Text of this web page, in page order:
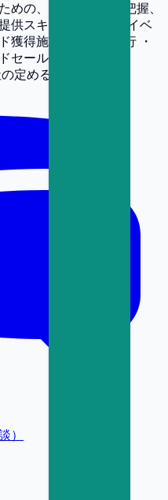
の、顧客ニーズの把握、
供スキームの構築 ・イベ
獲得施策の立案・実行 ・
セールス体制の構築
定める業務
）